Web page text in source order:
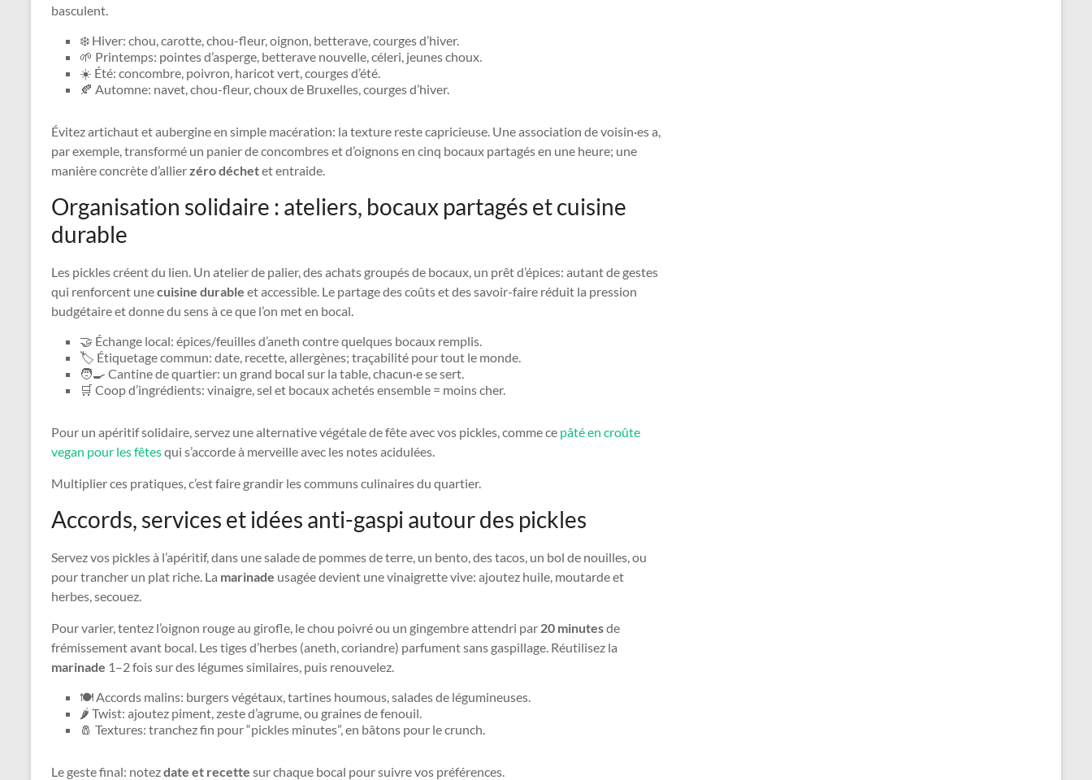
basculent.
❄️ Hiver: chou, carotte, chou-fleur, oignon, betterave, courges d’hiver.
🌱 Printemps: pointes d’asperge, betterave nouvelle, céleri, jeunes choux.
☀️ Été: concombre, poivron, haricot vert, courges d’été.
🍂 Automne: navet, chou-fleur, choux de Bruxelles, courges d’hiver.
Évitez artichaut et aubergine en simple macération: la texture reste capricieuse. Une association de voisin·es a,
par exemple, transformé un panier de concombres et d’oignons en cinq bocaux partagés en une heure; une
manière concrète d’allierzéro déchetet entraide.
Organisation solidaire : ateliers, bocaux partagés et cuisine
durable
Les pickles créent du lien. Un atelier de palier, des achats groupés de bocaux, un prêt d’épices: autant de gestes
qui renforcent unecuisine durable et accessible. Le partage des coûts et des savoir-faire réduit la pression
budgétaire et donne du sens à ce que l’on met en bocal.
🤝 Échange local: épices/feuilles d’aneth contre quelques bocaux remplis.
🏷️ Étiquetage commun: date, recette, allergènes; traçabilité pour tout le monde.
🧑‍🍳 Cantine de quartier: un grand bocal sur la table, chacun·e se sert.
🛒 Coop d’ingrédients: vinaigre, sel et bocaux achetés ensemble = moins cher.
Pour un apéritif solidaire, servez une alternative végétale de fête avec vos pickles, comme ce pâté en croûte
vegan pour les fêtesqui s’accorde à merveille avec les notes acidulées.
Multiplier ces pratiques, c’est faire grandir les communs culinaires du quartier.
Accords, services et idées anti-gaspi autour des pickles
Servez vos pickles à l’apéritif, dans une salade de pommes de terre, un bento, des tacos, un bol de nouilles, ou
pour trancher un plat riche. La marinade usagée devient une vinaigrette vive: ajoutez huile, moutarde et
herbes, secouez.
Pour varier, tentez l’oignon rouge au girofle, le chou poivré ou un gingembre attendri par 20 minutesde
frémissement avant bocal. Les tiges d’herbes (aneth, coriandre) parfument sans gaspillage. Réutilisez la
marinade 1–2 fois sur des légumes similaires, puis renouvelez.
🍽️ Accords malins: burgers végétaux, tartines houmous, salades de légumineuses.
🌶️ Twist: ajoutez piment, zeste d’agrume, ou graines de fenouil.
🧂 Textures: tranchez fin pour “pickles minutes”, en bâtons pour le crunch.
Le geste final: notezdate et recette sur chaque bocal pour suivre vos préférences.